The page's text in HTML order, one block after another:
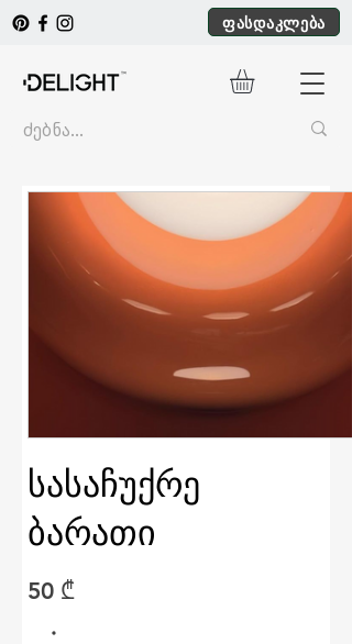
ფასდაკლება
სასაჩუქრე
ბარათი
50 ₾